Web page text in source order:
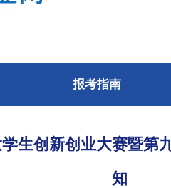
报考指南
生创新创业大赛暨
知